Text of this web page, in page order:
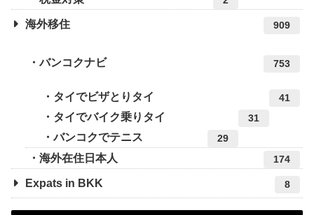
海外移住 909
バンコクナビ 753
タイでビザとりタイ 41
タイでバイク乗りタイ 31
バンコクでテニス 29
海外在住日本人 174
Expats in BKK 8